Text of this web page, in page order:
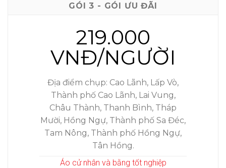
GÓI 3 - GÓI ƯU ĐÃI
219.000
VNĐ/NGƯỜI
Địa điểm chụp: Cao Lãnh, Lấp Vò,
Thành phố Cao Lãnh, Lai Vung,
Châu Thành, Thanh Bình, Tháp
Mười, Hồng Ngự, Thành phố Sa Đéc,
Tam Nông, Thành phố Hồng Ngự,
Tân Hồng.
Áo cử nhân và bằng tốt nghiệp